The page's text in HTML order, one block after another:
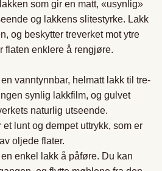
som gir en matt, «usynlig»
og lakkens slitestyrke. Lakk
og beskytter treverket mot ytre
flaten enklere å rengjøre.
vanntynnbar, helmatt lakk til tre-
synlig lakkfilm, og gulvet
naturlig utseende.
lunt og dempet uttrykk, som er
oljede flater.
enkel lakk å påføre. Du kan